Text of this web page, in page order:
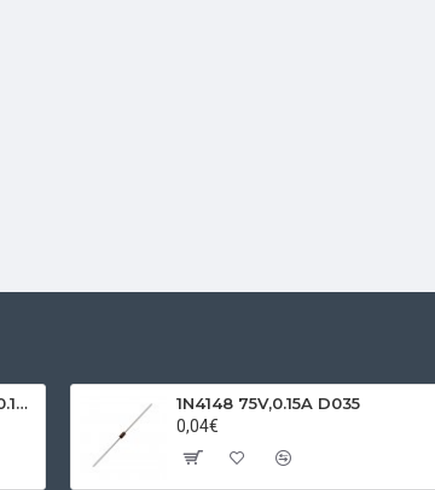
1N4148 =LL4148 smd 75V,0.15A SOD80C
1N4148 75V,0.15A D035
0,04€